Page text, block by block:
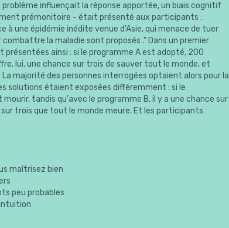
influençait la réponse apportée, un biais cognitif
prémonitoire - était présenté aux participants :
une épidémie inédite venue d'Asie, qui menace de tuer
la maladie sont proposés ." Dans un premier
ainsi : si le programme A est adopté, 200
lui, une chance sur trois de sauver tout le monde, et
majorité des personnes interrogées optaient alors pour la
solutions étaient exposées différemment : si le
tandis qu'avec le programme B, il y a une chance sur
trois que tout le monde meure. Et les participants
maîtrisez bien
peu probables